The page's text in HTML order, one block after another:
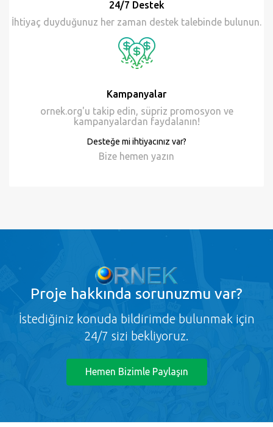
24/7 Destek
İhtiyaç duyduğunuz her zaman destek talebinde bulunun.
Kampanyalar
ornek.org'u takip edin, süpriz promosyon ve
kampanyalardan faydalanın!
Desteğe mi ihtiyacınız var?
Bize hemen yazın
Proje hakkında sorunuzmu var?
İstediğiniz konuda bildirimde bulunmak için
24/7 sizi bekliyoruz.
Hemen Bizimle Paylaşın